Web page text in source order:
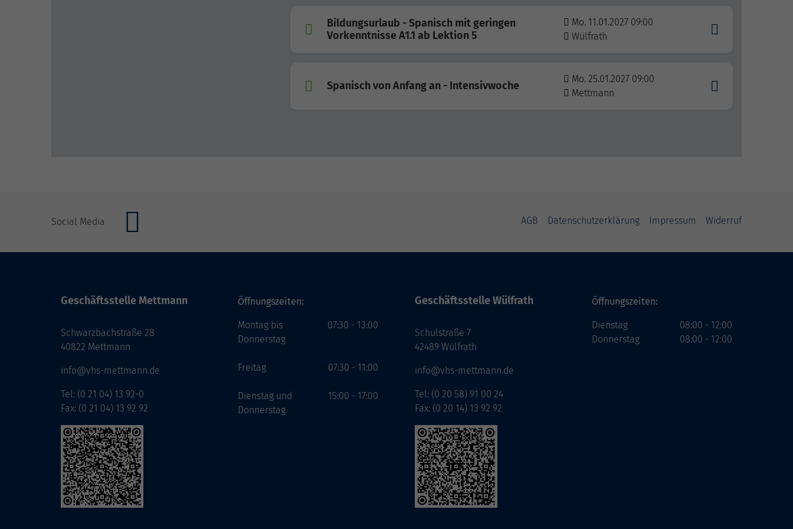
Bildungsurlaub - Spanisch mit geringen
Vorkenntnisse A1.1 ab Lektion 5
Mo. 11.01.2027 09:00
Wülfrath
Spanisch von Anfang an - Intensivwoche
Mo. 25.01.2027 09:00
Mettmann
Social Media AGB Datenschutzerklärung Impressum Widerruf
Geschäftsstelle Mettmann
Schwarzbachstraße 28
40822 Mettmann
info@vhs-mettmann.de
Tel: (0 21 04) 13 92-0
Fax: (0 21 04) 13 92 92
Öffnungszeiten:
Montag bis
Donnerstag
Freitag
Dienstag und
Donnerstag
07:30 - 13:00
07:30 - 11:00
15:00 - 17:00
Geschäftsstelle Wülfrath
Schulstraße 7
42489 Wülfrath
info@vhs-mettmann.de
Tel: (0 20 58) 91 00 24
Fax: (0 20 14) 13 92 92
Öffnungszeiten:
Dienstag
Donnerstag
08:00 - 12:00
08:00 - 12:00